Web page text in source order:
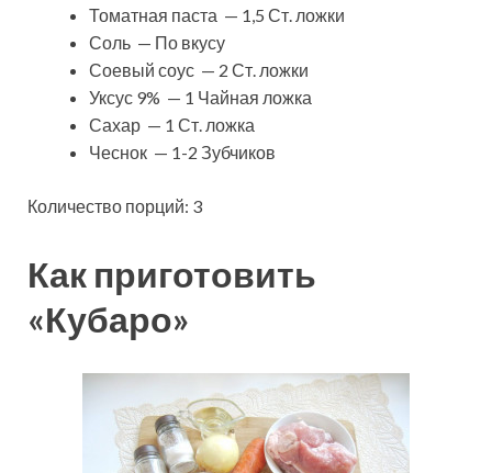
Томатная паста — 1,5 Ст. ложки
Соль — По вкусу
Соевый соус — 2 Ст. ложки
Уксус 9% — 1 Чайная ложка
Сахар — 1 Ст. ложка
Чеснок — 1-2 Зубчиков
Количество порций: 3
Как приготовить
«Кубаро»